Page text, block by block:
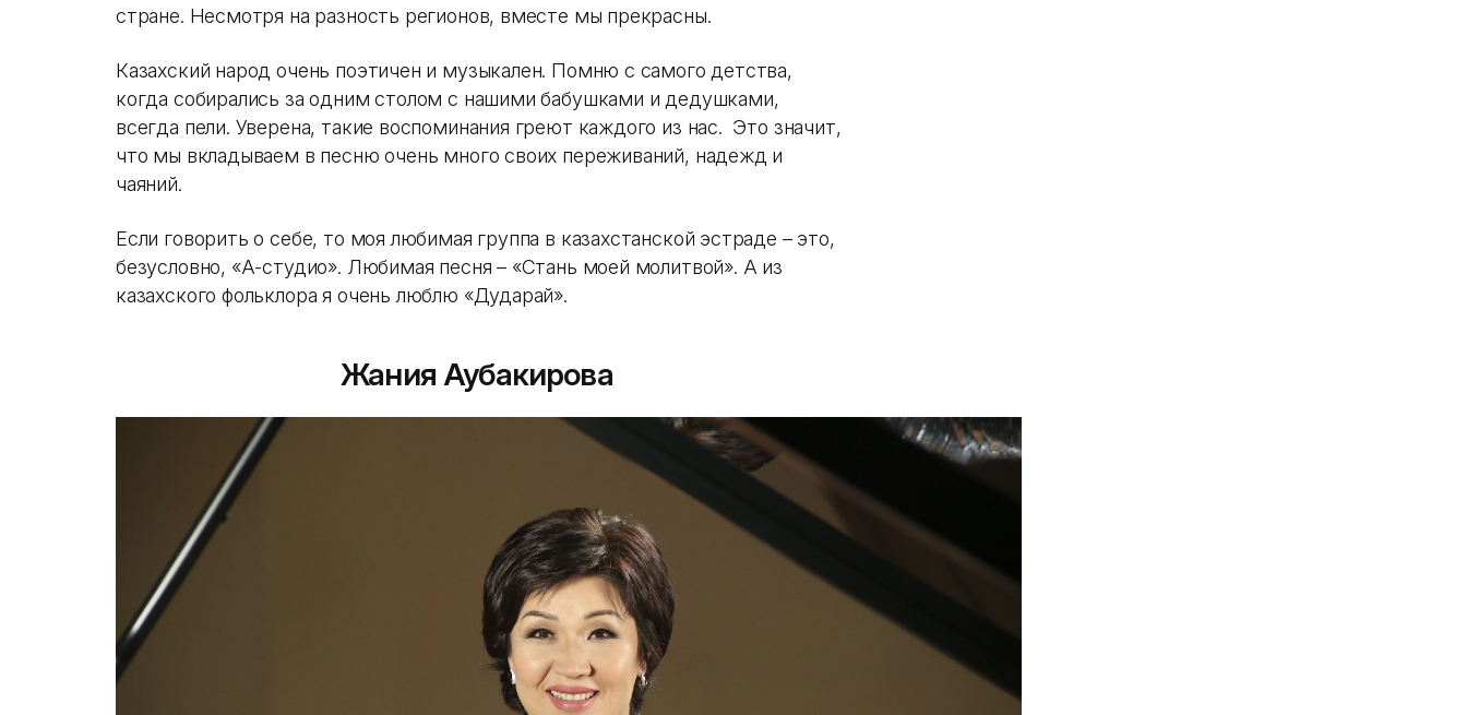
стране. Несмотря на разность регионов, вместе мы прекрасны.
Казахский народ очень поэтичен и музыкален. Помню с самого детства,
когда собирались за одним столом с нашими бабушками и дедушками,
всегда пели. Уверена, такие воспоминания греют каждого из нас. Это значит,
что мы вкладываем в песню очень много своих переживаний, надежд и
чаяний.
Если говорить о себе, то моя любимая группа в казахстанской эстраде – это,
безусловно, «А-студио». Любимая песня – «Стань моей молитвой». А из
казахского фольклора я очень люблю «Дударай».
Жания Аубакирова